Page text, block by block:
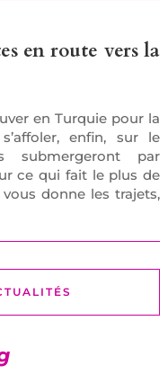
en route vers la
en Turquie pour la
enfin, sur le
submergeront par
ce qui fait le plus de
donne les trajets,